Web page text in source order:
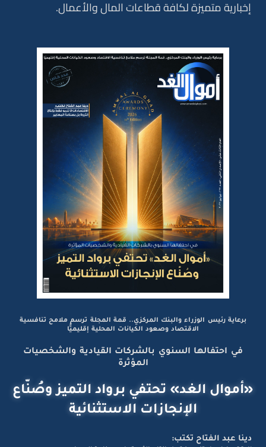
العربية والإنجليزية على شبكة الإنترنت؛ لتقديم خدمات
برعاية رئيس الوزراء والبنك المركزي.. قمة المجلة ترسم ملامح تنافسية
الاقتصاد وصعود الكيانات المحلية إقليميًّا
في احتفالها السنوي بالشركات القيادية والشخصيات
المؤثرة
«أموال الغد» تحتفي برواد التميز وصُنّاع
الإنجازات الاستثنائية